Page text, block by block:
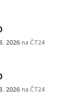
2026 na ČT24
2026 na ČT24